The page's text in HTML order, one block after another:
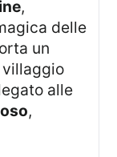
,
delle
un
alle
,